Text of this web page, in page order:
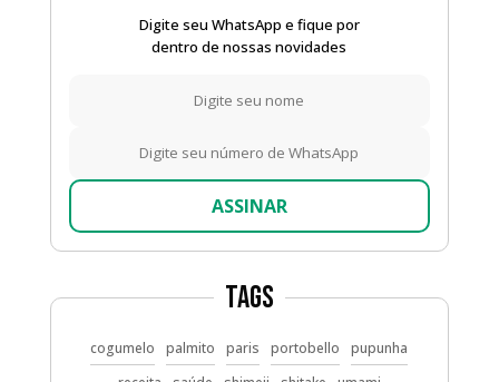
Digite seu WhatsApp e fique por
dentro de nossas novidades
ASSINAR
Tags
cogumelo palmito paris portobello
pupunha